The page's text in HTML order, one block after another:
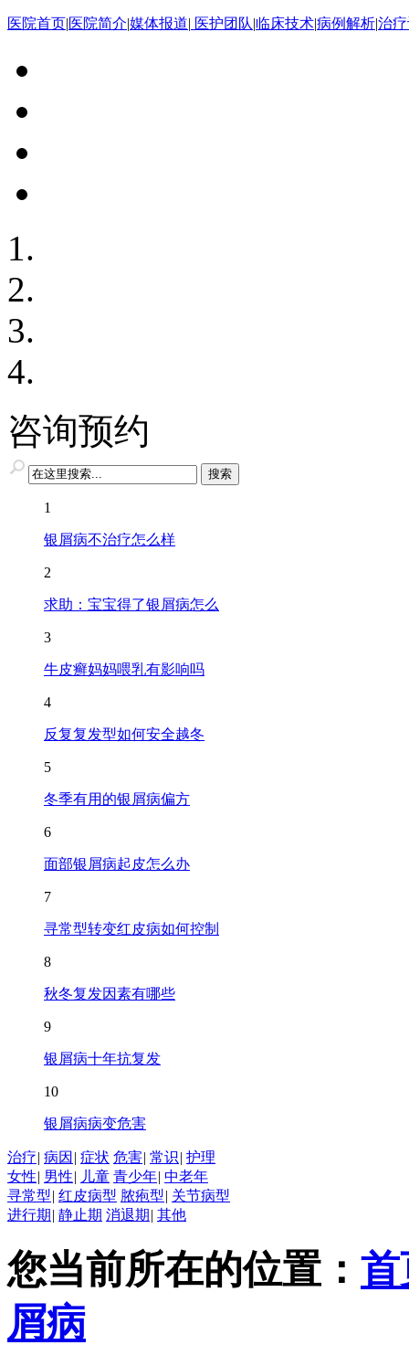
医院首页|医院简介|媒体报道| 医护团队|临床技术|病例解析|治
咨询预约
1
银屑病不治疗怎么样
2
求助：宝宝得了银屑病怎么
3
牛皮癣妈妈喂乳有影响吗
4
反复复发型如何安全越冬
5
冬季有用的银屑病偏方
6
面部银屑病起皮怎么办
7
寻常型转变红皮病如何控制
8
秋冬复发因素有哪些
9
银屑病十年抗复发
10
银屑病病变危害
治疗| 病因 | 症状 危害| 常识| 护理
女性| 男性| 儿童 青少年| 中老年
寻常型| 红皮病型 脓疱型| 关节病型
进行期 | 静止期 消退期 | 其他
您当前所在的位置： 首
屑病